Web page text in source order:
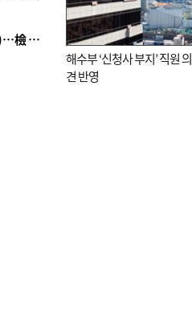
■ 검사 신분 버리고 직급하향(10년 이하 저연차 검사)…檢 중수청행 기피
해수부 ‘신청사 부지’ 직원 의
견 반영